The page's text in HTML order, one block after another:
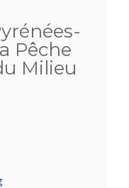
Pêche
Milieu